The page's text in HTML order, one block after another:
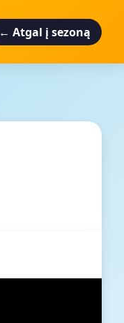
← Atgal į sezoną